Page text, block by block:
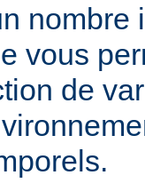
nombre
vous
de